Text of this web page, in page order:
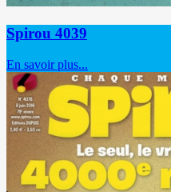
Spirou 4039
En savoir plus...